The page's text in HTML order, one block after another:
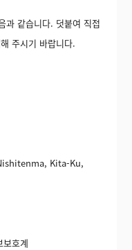
과 같습니다. 덧붙여 직접
주시기 바랍니다.
Kita-Ku,
보호계